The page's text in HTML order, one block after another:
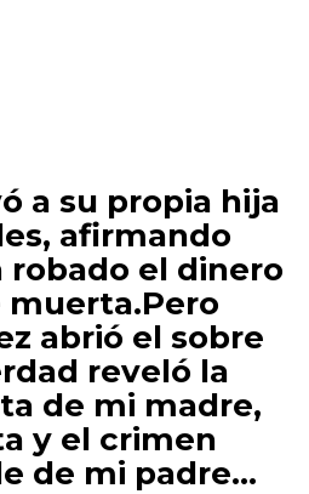
a su propia hija
afirmando
robado el dinero
abrió el sobre
reveló la
de mi madre,
y el crimen
de mi padre…